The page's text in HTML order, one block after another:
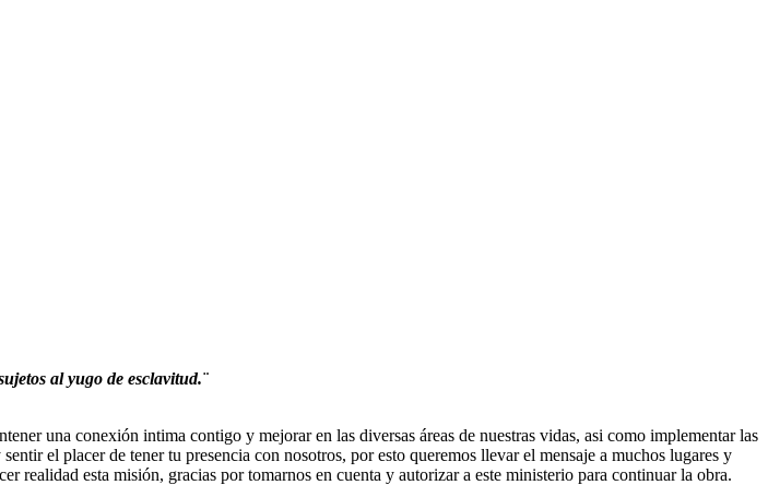
al yugo de esclavitud.¨
una conexión intima contigo y mejorar en las diversas áreas de nuestras vidas, asi como implementar las
el placer de tener tu presencia con nosotros, por esto queremos llevar el mensaje a muchos lugares y
realidad esta misión, gracias por tomarnos en cuenta y autorizar a este ministerio para continuar la obra.